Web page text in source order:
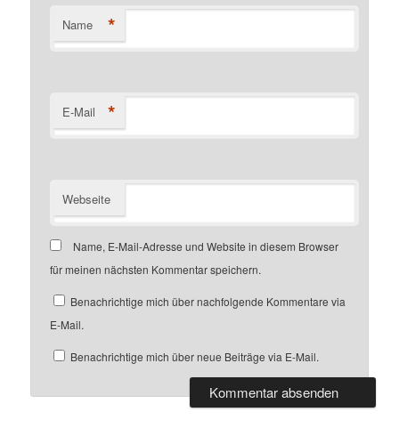
Name *
E-Mail *
Webseite
Name, E-Mail-Adresse und Website in diesem Browser
für meinen nächsten Kommentar speichern.
Benachrichtige mich über nachfolgende Kommentare via
E-Mail.
Benachrichtige mich über neue Beiträge via E-Mail.